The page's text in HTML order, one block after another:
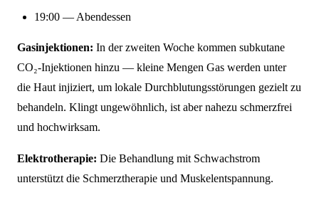
19:00 — Abendessen
Gasinjektionen: In der zweiten Woche kommen subkutane
CO₂-Injektionen hinzu — kleine Mengen Gas werden unter
die Haut injiziert, um lokale Durchblutungsstörungen gezielt zu
behandeln. Klingt ungewöhnlich, ist aber nahezu schmerzfrei
und hochwirksam.
Elektrotherapie: Die Behandlung mit Schwachstrom
unterstützt die Schmerztherapie und Muskelentspannung.